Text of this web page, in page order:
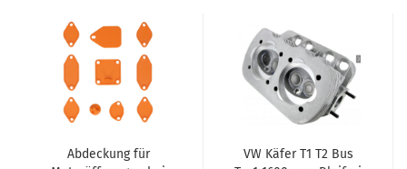
Abdeckung für
VW Käfer T1 T2 Bus